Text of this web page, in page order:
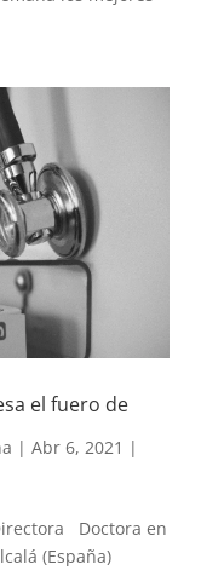
el fuero de
| Abr 6, 2021 |
Doctora en
(España)